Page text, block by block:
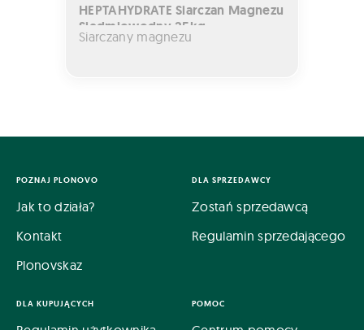
HEPTAHYDRATE Siarczan Magnezu
Siedmiowodny 25kg
Siarczany magnezu
POZNAJ PLONOVO
Jak to działa?
Kontakt
Plonovskaz
DLA SPRZEDAWCY
Zostań sprzedawcą
Regulamin sprzedającego
DLA KUPUJĄCYCH POMOC